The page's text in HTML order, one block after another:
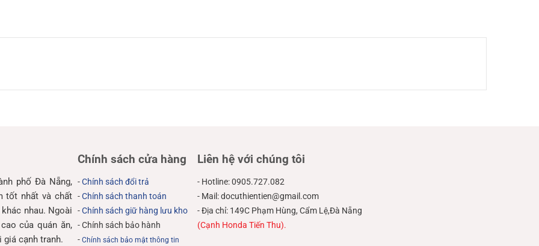
phố Đà Nẵng,
tốt nhất và chất
nhau. Ngoài
của quán ăn,
giá cạnh tranh.
Chính sách cửa hàng
-Chính sách đổi trả
-Chính sách thanh toán
-Chính sách giữ hàng lưu kho
- Chính sách bảo hành
-Chính sách bảo mật thông tin
Liên hệ với chúng tôi
- Hotline: 0905.727.082
- Mail: docuthientien@gmail.com
- Địa chỉ: 149C Phạm Hùng, Cẩm Lệ,Đà Nẵng
(Cạnh Honda Tiến Thu).